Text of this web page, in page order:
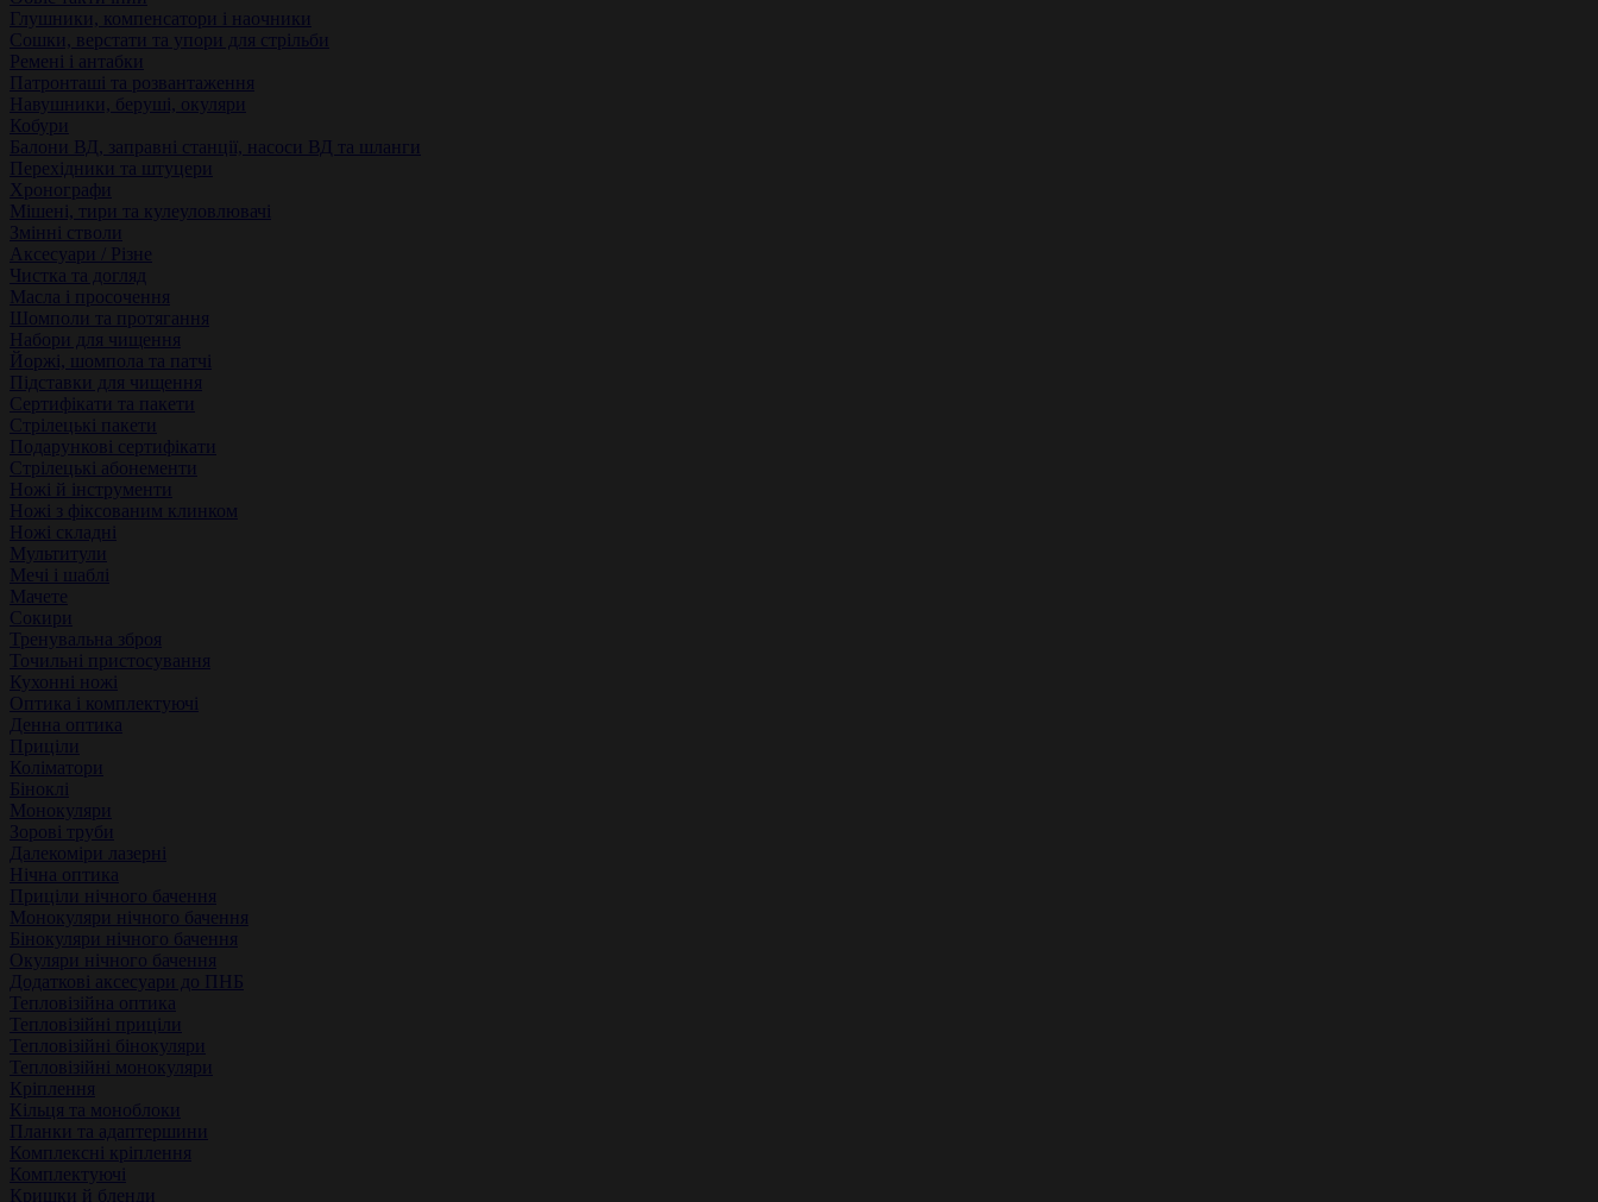
Глушники, компенсатори і наочники
Сошки, верстати та упори для стрільби
Ремені і антабки
Патронташі та розвантаження
Навушники, беруші, окуляри
Кобури
Балони ВД, заправні станції, насоси ВД та шланги
Перехідники та штуцери
Хронографи
Мішені, тири та кулеуловлювачі
Змінні стволи
Аксесуари / Різне
Чистка та догляд
Масла і просочення
Шомполи та протягання
Набори для чищення
Йоржі, шомпола та патчі
Підставки для чищення
Сертифікати та пакети
Стрілецькі пакети
Подарункові сертифікати
Стрілецькі абонементи
Ножі й інструменти
Ножі з фіксованим клинком
Ножі складні
Мультитули
Мечі і шаблі
Мачете
Сокири
Тренувальна зброя
Точильні пристосування
Кухонні ножі
Оптика і комплектуючі
Денна оптика
Приціли
Коліматори
Біноклі
Монокуляри
Зорові труби
Далекоміри лазерні
Нічна оптика
Приціли нічного бачення
Монокуляри нічного бачення
Бінокуляри нічного бачення
Окуляри нічного бачення
Додаткові аксесуари до ПНБ
Тепловізійна оптика
Тепловізійні приціли
Тепловізійні бінокуляри
Тепловізійні монокуляри
Кріплення
Кільця та моноблоки
Планки та адаптершини
Комплексні кріплення
Комплектуючі
Кришки й бленди